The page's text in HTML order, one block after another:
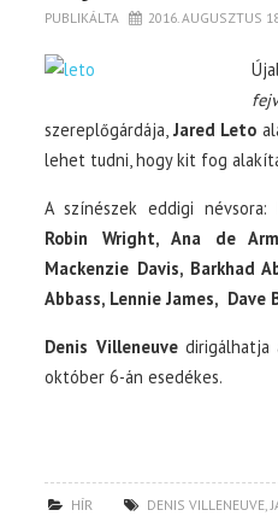
PUBLIKÁLTA 2016. AUGUSZTUS
szereplőgárdája, Jared Leto
lehet tudni, hogy kit fog
A színészek eddigi névsora:
Robin Wright, Ana de
Mackenzie Davis, Barkhad
Abbass, Lennie James, Dave
Denis Villeneuvedirigálhatja
október 6-án esedékes.
HÍR DENIS VILLENEUVE,